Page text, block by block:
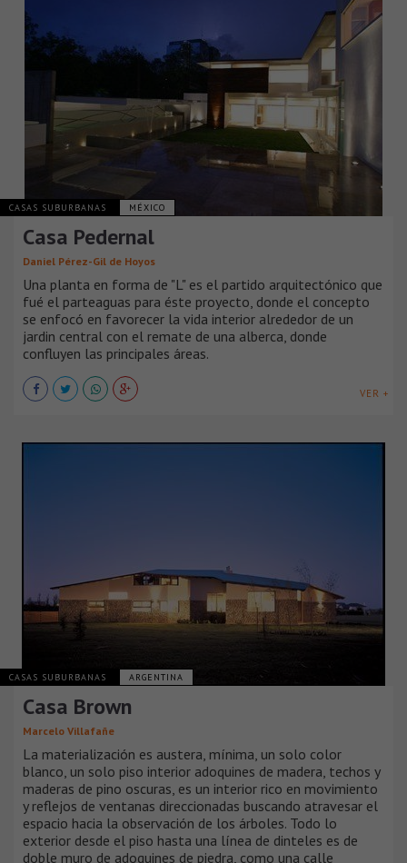
CASAS SUBURBANAS MÉXICO
Casa Pedernal
Daniel Pérez-Gil de Hoyos
Una planta en forma de "L" es el partido arquitectónico que
fué el parteaguas para éste proyecto, donde el concepto
se enfocó en favorecer la vida interior alrededor de un
jardin central con el remate de una alberca, donde
confluyen las principales áreas.
VER +
CASAS SUBURBANAS ARGENTINA
Casa Brown
Marcelo Villafañe
La materialización es austera, mínima, un solo color
blanco, un solo piso interior adoquines de madera, techos y
maderas de pino oscuras, es un interior rico en movimiento
y reflejos de ventanas direccionadas buscando atravesar el
espacio hacia la observación de los árboles. Todo lo
exterior desde el piso hasta una línea de dinteles es de
doble muro de adoquines de piedra, como una calle